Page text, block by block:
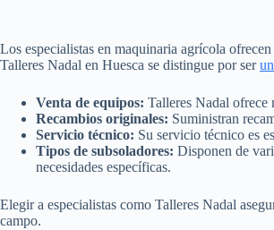
Los especialistas en maquinaria agrícola
Talleres Nadal en Huesca se distingue por ser
Venta de equipos: Talleres Nadal ofrece
Recambios originales: Suministran
Servicio técnico: Su servicio técnico es
Tipos de subsoladores: Disponen de
necesidades específicas.
Elegir a especialistas como Talleres Nadal
campo.